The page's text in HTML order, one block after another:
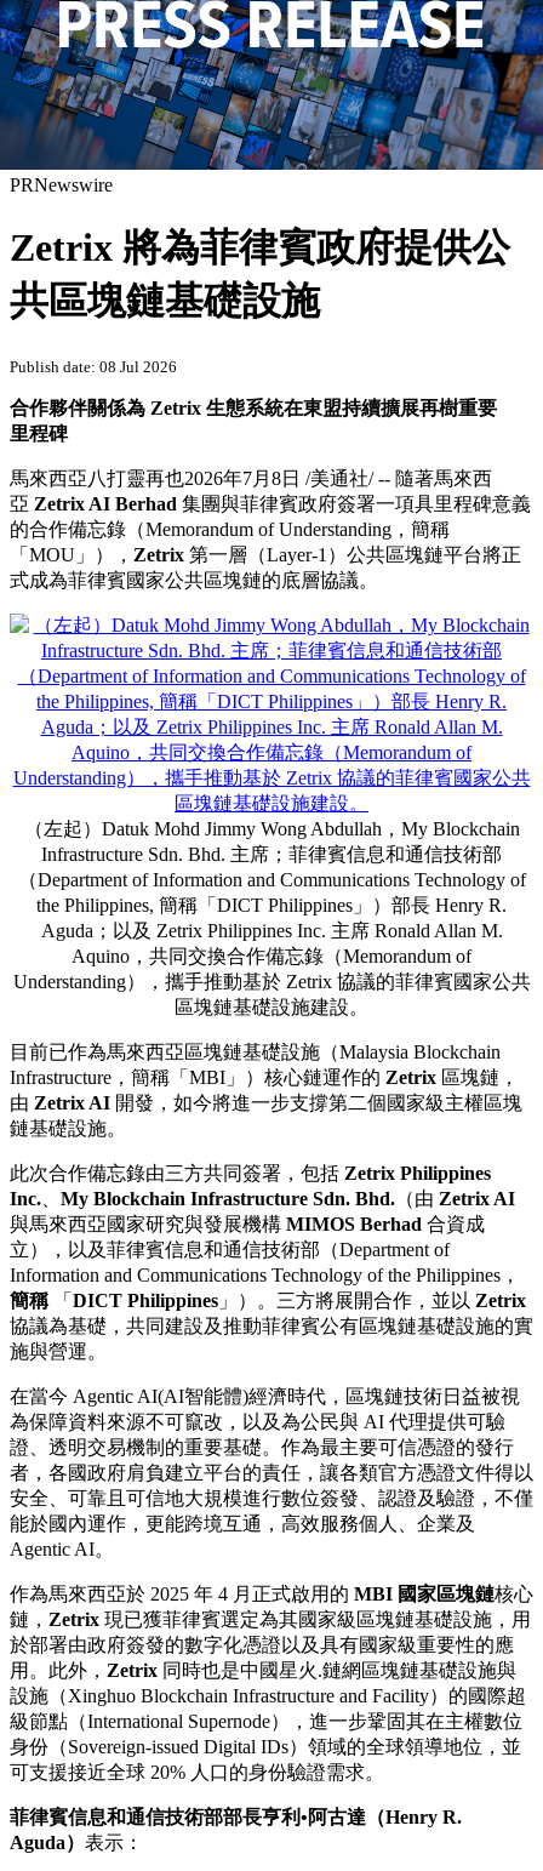
PRNewswire
Zetrix 將為菲律賓政府提供公
共區塊鏈基礎設施
Publish date: 08 Jul 2026
合作夥伴關係為 Zetrix 生態系統在東盟持續擴展再樹重要
里程碑
馬來西亞八打靈再也2026年7月8日 /美通社/ -- 隨著馬來西
亞 Zetrix AI Berhad 集團與菲律賓政府簽署一項具里程碑意義
的合作備忘錄（Memorandum of Understanding，簡稱
「MOU」）， Zetrix 第一層（Layer-1） 公共區塊鏈平台將正
式成為菲律賓國家公共區塊鏈的底層協議。
（左起）Datuk Mohd Jimmy Wong Abdullah，My Blockchain
Infrastructure Sdn. Bhd. 主席；菲律賓信息和通信技術部
（Department of Information and Communications Technology of
the Philippines, 簡稱「DICT Philippines」）部長 Henry R.
Aguda；以及 Zetrix Philippines Inc. 主席 Ronald Allan M.
Aquino，共同交換合作備忘錄（Memorandum of
Understanding），攜手推動基於 Zetrix 協議的菲律賓國家公共
區塊鏈基礎設施建設。
目前已作為馬來西亞區塊鏈基礎設施（Malaysia Blockchain
Infrastructure， 簡稱「MBI」 ）核心鏈運作的 Zetrix 區塊鏈，
由 Zetrix AI 開發，如今將進一步支撐第二個國家級主權區塊
鏈基礎設施。
此次合作備忘錄由三方共同簽署，包括 Zetrix Philippines
Inc.
My Blockchain Infrastructure Sdn. Bhd. （由 Zetrix AI
與馬來西亞國家研究與發展機構 MIMOS Berhad 合資成
立），以及菲律賓信息和通信技術部 （Department of
Information and Communications Technology of the Philippines ，
簡稱
「 DICT Philippines 」 ）。三方將展開合作，並以 Zetrix
協議為基礎，共同建設及推動菲律賓公有區塊鏈基礎設施的實
施與營運。
在當今 Agentic AI(AI智能體)經濟時代，區塊鏈技術日益被視
為保障資料來源不可竄改，以及為公民與 AI 代理提供可驗
證、透明交易機制的重要基礎。作為最主要可信憑證的發行
者，各國政府肩負建立平台的責任，讓各類官方憑證文件得以
安全、可靠且可信地大規模進行數位簽發、認證及驗證，不僅
能於國內運作，更能跨境互通，高效服務個人、企業及
Agentic AI。
作為馬來西亞於 2025 年 4 月正式啟用的 MBI 國家區塊鏈核心
鏈， Zetrix 現已獲菲律賓選定為其國家級區塊鏈基礎設施， 用
於部署由政府簽發的數字化憑證以及具有國家級重要性的應
用 。此外， Zetrix 同時也是中國星火.鏈網區塊鏈基礎設施與
設施（Xinghuo Blockchain Infrastructure and Facility）的國際超
級節點（International Supernode），進一步鞏固其在主權數位
身份（Sovereign-issued Digital IDs）領域的全球領導地位，並
可支援接近全球 20% 人口的身份驗證需求。
菲律賓信息和通信技術部部長亨利•阿古達（Henry R.
Aguda） 表示：